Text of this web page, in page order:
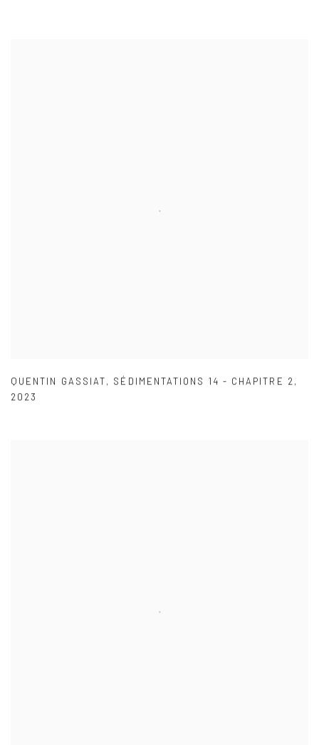
QUENTIN GASSIAT, SÉDIMENTATIONS 14 - CHAPITRE 2,
2023